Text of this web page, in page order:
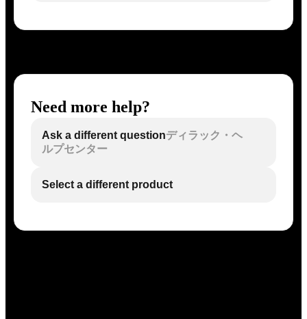
Need more help?
Ask a different questionディラック・ヘ
ルプセンター
Select a different product